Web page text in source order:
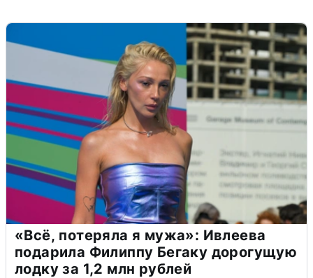
«Всё, потеряла я мужа»: Ивлеева
подарила Филиппу Бегаку дорогущую
лодку за 1,2 млн рублей